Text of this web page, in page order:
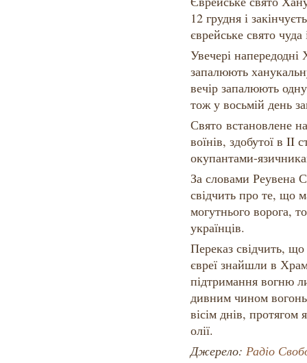
12 грудня і
єврейське свято
Увечері
запалюють
вечір запалюють
тож у восьмій день
Свято встановлене
воїнів, здобутої в II
окупантами-
За словами Реувена
свідчить про те, що
могутнього ворога,
українців.
Переказ свідчить,
євреї знайшли в
підтримання вогню
дивним чином вогонь
вісім днів, протягом
олії.
Джерело: Радіо